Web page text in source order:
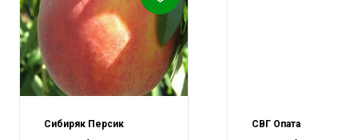
Сибиряк Персик
СВГ Опата